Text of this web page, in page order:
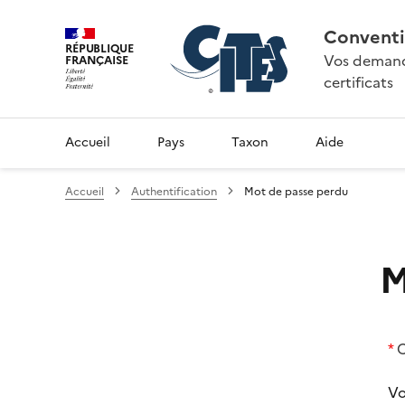
RÉPUBLIQUE
FRANÇAISE
Vos
certificats
Accueil Pays Taxon Aide
Accueil Authentification Mot de passe perdu